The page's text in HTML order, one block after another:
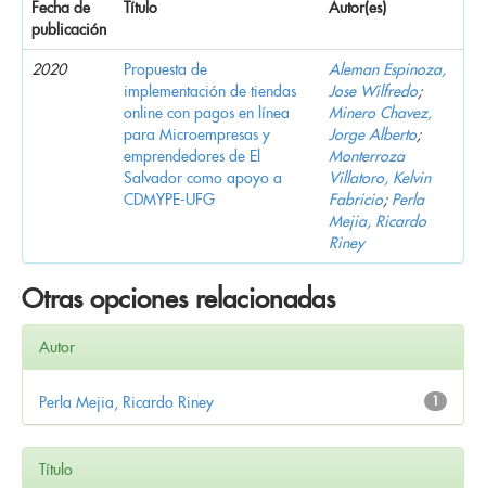
Fecha de
publicación
Título Autor(es)
2020
Propuesta de
implementación de tiendas
online con pagos en línea
para Microempresas y
emprendedores de El
Salvador como apoyo a
CDMYPE-UFG
Aleman Espinoza,
Jose Wilfredo;
Minero Chavez,
Jorge Alberto;
Monterroza
Villatoro, Kelvin
Fabricio; Perla
Mejia, Ricardo
Riney
Otras opciones relacionadas
Autor
1
Perla Mejia, Ricardo Riney
Título